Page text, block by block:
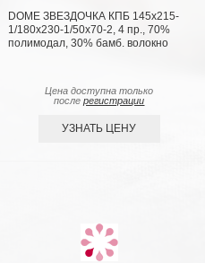
DOME ЗВЕЗДОЧКА КПБ 145х215-
1/180х230-1/50х70-2, 4 пр., 70%
полимодал, 30% бамб. волокно
Цена доступна только
послерегистрации
УЗНАТЬ ЦЕНУ